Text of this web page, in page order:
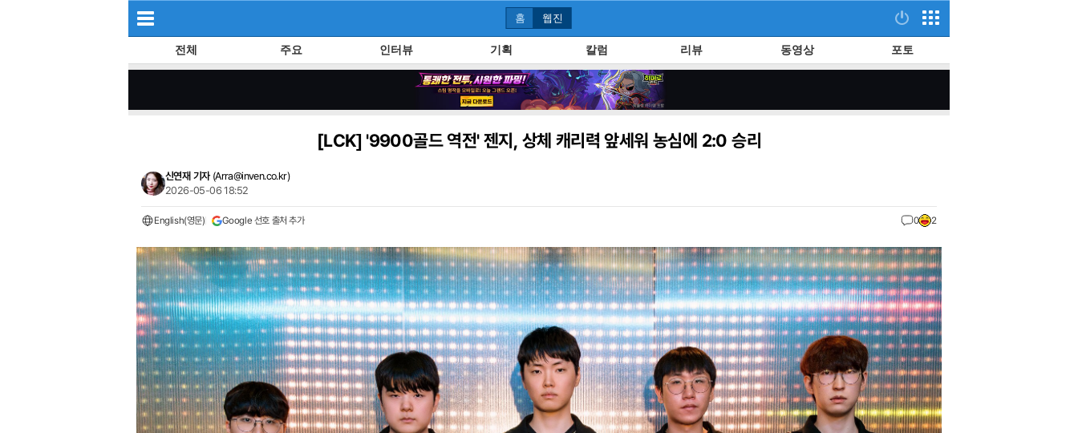
홈 웹진
전체 주요 인터뷰 기획 칼럼 리뷰 동영상 포토
[LCK]'9900골드 역전' 젠지, 상체 캐리력 앞세워 농심에 2:0 승리
신연재 기자 (Arra@inven.co.kr)
2026-05-06 18:52
English(영문) Google 선호 출처 추가 0 2